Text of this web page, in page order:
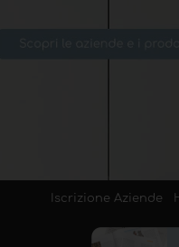
Iscrizione Aziende